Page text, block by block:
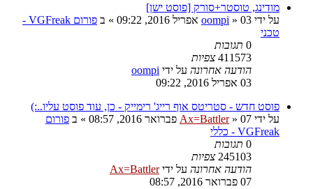
מודינג, טוסטר+סורק [פוסט ישן]
על ידי
oompi » 03 אפריל 2016, 09:22 » ב
פורום VGFreak -
טכני
0 תגובות
411573 צפיות
הודעה אחרונה על ידי oompi
03 אפריל 2016, 09:22
פוסט חדש - סטריטס אוף רייג' רימייק - כן, עוד פוסט עליו..:)
על ידי
Ax=Battler» 07 פברואר 2016, 08:57 » ב פורום
VGFreak - כללי
0 תגובות
245103 צפיות
הודעה אחרונה על ידיAx=Battler
07 פברואר 2016, 08:57